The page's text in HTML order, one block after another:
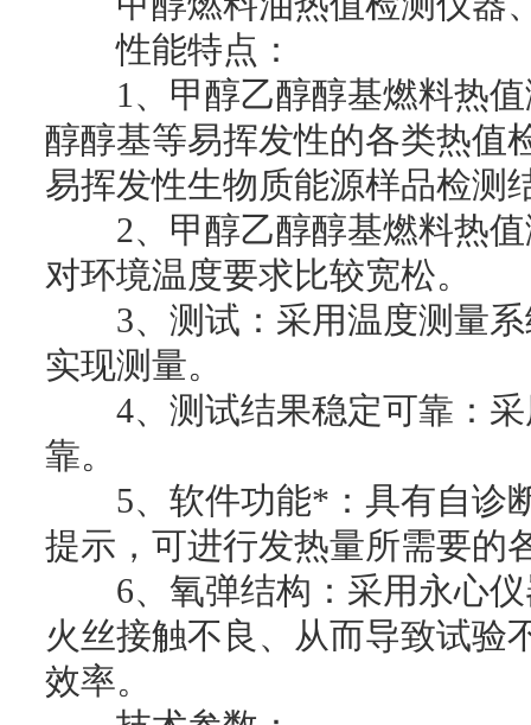
性能特点：
1、甲醇乙醇醇基燃料热值
醇醇基等易挥发性的各类热值
易挥发性生物质能源样品检测
2、甲醇乙醇醇基燃料热值
对环境温度要求比较宽松。
3、测试：采用温度测量系
实现测量。
4、测试结果稳定可靠：采
靠。
5、软件功能*：具有自诊
提示，可进行发热量所需要的
6、氧弹结构：采用永心仪
火丝接触不良、从而导致试验
效率。